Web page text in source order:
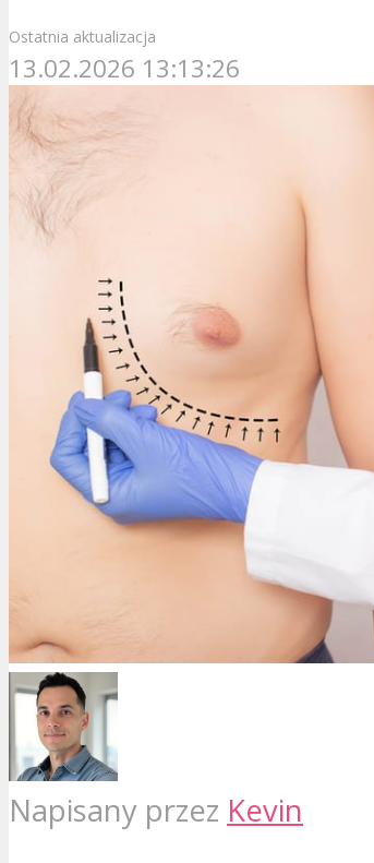
Ostatnia aktualizacja
13.02.2026 13:13:26
Napisany przez Kevin